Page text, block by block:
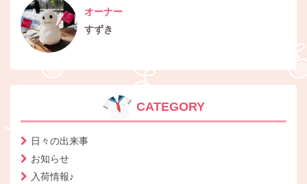
オーナー
すずき
CATEGORY
日々の出来事
お知らせ
入荷情報♪